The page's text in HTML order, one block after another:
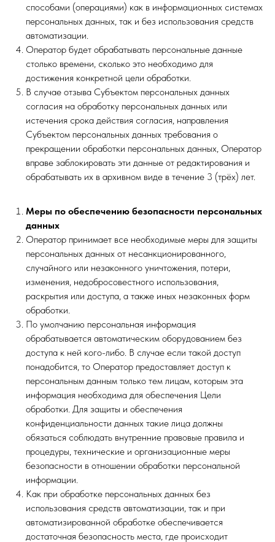
способами (операциями) как в информационных системах
персональных данных, так и без использования средств
автоматизации.
Оператор будет обрабатывать персональные данные
столько времени, сколько это необходимо для
достижения конкретной цели обработки.
В случае отзыва Субъектом персональных данных
согласия на обработку персональных данных или
истечения срока действия согласия, направления
Субъектом персональных данных требования о
прекращении обработки персональных данных, Оператор
вправе заблокировать эти данные от редактирования и
обрабатывать их в архивном виде в течение 3 (трёх) лет.
Меры по обеспечению безопасности персональных
данных
Оператор принимает все необходимые меры для защиты
персональных данных от несанкционированного,
случайного или незаконного уничтожения, потери,
изменения, недобросовестного использования,
раскрытия или доступа, а также иных незаконных форм
обработки.
По умолчанию персональная информация
обрабатывается автоматическим оборудованием без
доступа к ней кого-либо. В случае если такой доступ
понадобится, то Оператор предоставляет доступ к
персональным данным только тем лицам, которым эта
информация необходима для обеспечения Цели
обработки. Для защиты и обеспечения
конфиденциальности данных такие лица должны
обязаться соблюдать внутренние правовые правила и
процедуры, технические и организационные меры
безопасности в отношении обработки персональной
информации.
Как при обработке персональных данных без
использования средств автоматизации, так и при
автоматизированной обработке обеспечивается
достаточная безопасность места, где происходит